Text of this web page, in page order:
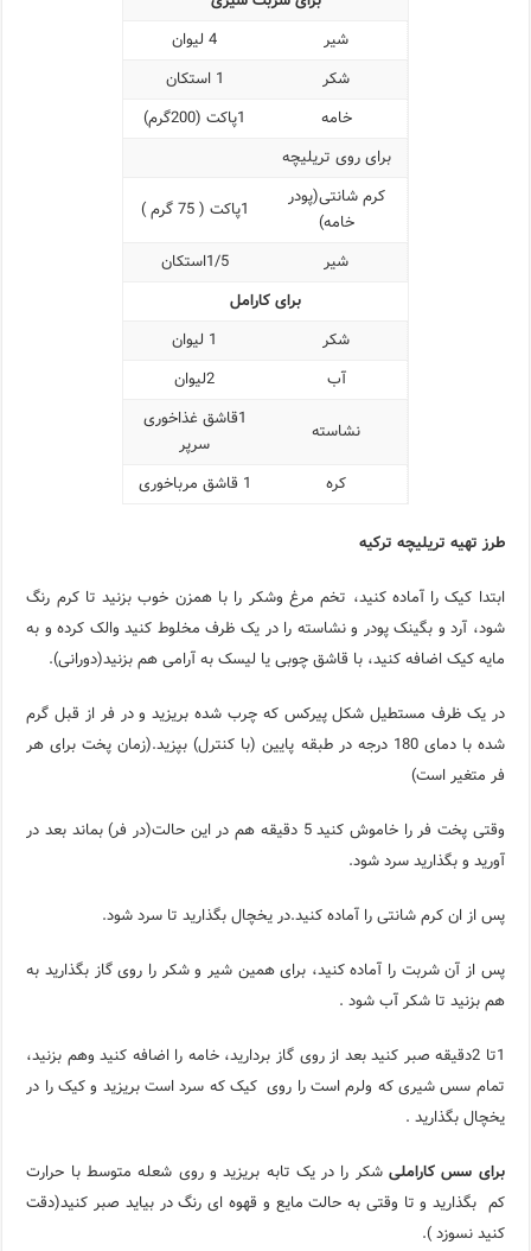
شیر
4 لیوان
شکر
1 استکان
خامه
1پاکت (200گرم)
برای روی تریلیچه
کرم شانتی(پودر
خامه)
1پاکت ( 75 گرم )
شیر
1/5استکان
برای کارامل
شکر
1 لیوان
آب
2لیوان
نشاسته
1قاشق غذاخوری
سرپر
کره
1 قاشق مرباخوری
طرز تهیه تریلیچه ترکیه
ابتدا کیک را آماده کنید، تخم مرغ وشکر را با همزن خوب بزنید تا کرم رنگ
شود، آرد و بگینک پودر و نشاسته را در یک ظرف مخلوط کنید والک کرده و به
مایه کیک اضافه کنید، با قاشق چوبی یا لیسک به آرامی هم بزنید(دورانی).
در یک ظرف مستطیل شکل پیرکس که چرب شده بریزید و در فر از قبل گرم
شده با دمای 180 درجه در طبقه پایین (با کنترل) بپزید.(زمان پخت برای هر
فر متغیر است)
وقتی پخت فر را خاموش کنید 5 دقیقه هم در این حالت(در فر) بماند بعد در
آورید و بگذارید سرد شود.
پس از ان کرم شانتی را آماده کنید.در یخچال بگذارید تا سرد شود.
پس از آن شربت را آماده کنید، برای همین شیر و شکر را روی گاز بگذارید به
هم بزنید تا شکر آب شود .
1تا 2دقیقه صبر کنید بعد از روی گاز بردارید، خامه را اضافه کنید وهم بزنید،
تمام سس شیری که ولرم است را روی کیک که سرد است بریزید و کیک را در
یخچال بگذارید .
برای سس کاراملیشکر را در یک تابه بریزید و روی شعله متوسط با حرارت
کم بگذارید و تا وقتی به حالت مایع و قهوه ای رنگ در بیاید صبر کنید(دقت
کنید نسوزد ).